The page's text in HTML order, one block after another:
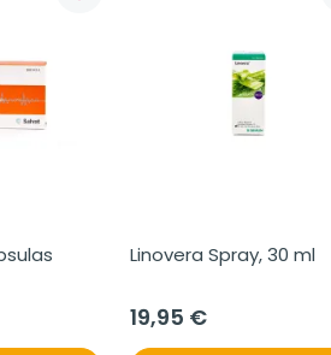
Linovera Spray, 30 ml
19,95 €